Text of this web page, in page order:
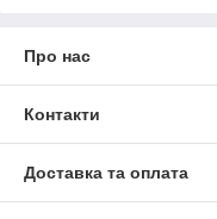
Про нас
Контакти
Доставка та оплата